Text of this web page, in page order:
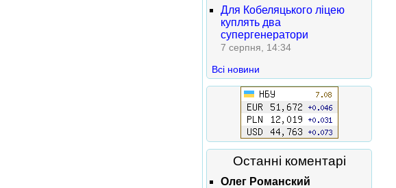
Для Кобеляцького ліцею
куплять два
супергенератори
7 серпня, 14:34
Всі новини
Останні коментарі
Олег Романский